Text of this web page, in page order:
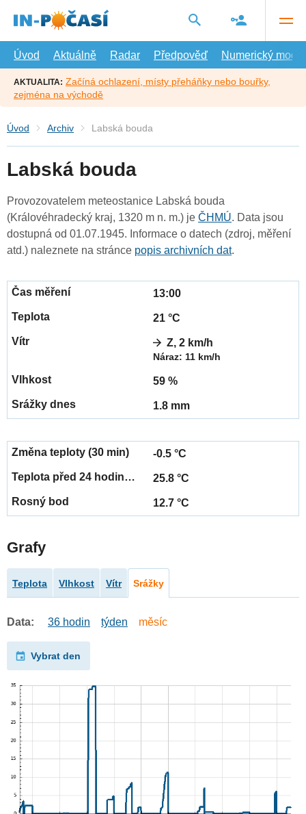
hlavní
Úvod
Aktuálně Radar Předpověď Numerický model
AKTUALITA: Začíná ochlazení, místy přeháňky nebo bouřky,
zejména na východě
Úvod Archiv Labská bouda
Labská bouda
Provozovatelem meteostanice Labská bouda
(Královéhradecký kraj, 1320 m n. m.) je ČHMÚ. Data jsou
dostupná od 01.07.1945. Informace o datech (zdroj, měření
atd.) naleznete na stránce popis archivních dat.
13:00
21 °C
Z, 2 km/h
Náraz: 11 km/h
59 %
1.8 mm
-0.5 °C
25.8 °C
12.7 °C
Grafy
Teplota Vlhkost Vítr Srážky
Data: 36 hodin týden měsíc
Vybrat den